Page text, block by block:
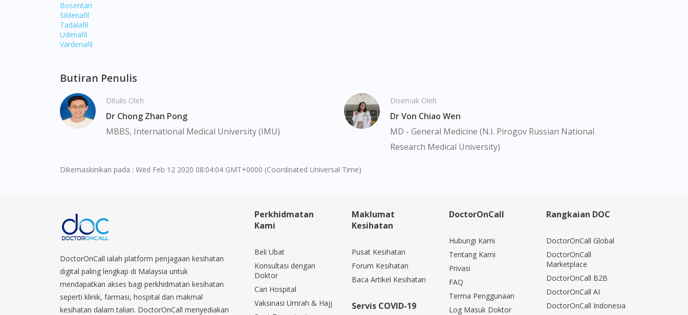
Continue to DoctorOnCall Singapore
No, please do not redirect me
Bosentan
Sildenafil
Tadalafil
Udenafil
Vardenafil
Butiran Penulis
Ditulis Oleh
Dr Chong Zhan Pong
MBBS, International Medical University (IMU)
Disemak Oleh
Dr Von Chiao Wen
MD - General Medicine (N.I. Pirogov Russian National
Research Medical University)
Dikemaskinikan pada : Wed Feb 12 2020 08:04:04 GMT+0000 (Coordinated Universal Time)
DoctorOnCall ialah platform penjagaan kesihatan
digital paling lengkap di Malaysia untuk
mendapatkan akses bagi perkhidmatan kesihatan
seperti klinik, farmasi, hospital dan makmal
kesihatan dalam talian. DoctorOnCall menyediakan
Perkhidmatan
Kami
Beli Ubat
Konsultasi dengan
Doktor
Cari Hospital
Vaksinasi Umrah & Hajj
Maklumat
Kesihatan
Pusat Kesihatan
Forum Kesihatan
Baca Artikel Kesihatan
Servis COVID-19
DoctorOnCall
Hubungi Kami
Tentang Kami
Privasi
FAQ
Terma Penggunaan
Log Masuk Doktor
Rangkaian DOC
DoctorOnCall Global
DoctorOnCall
Marketplace
DoctorOnCall B2B
DoctorOnCall AI
DoctorOnCall Indonesia